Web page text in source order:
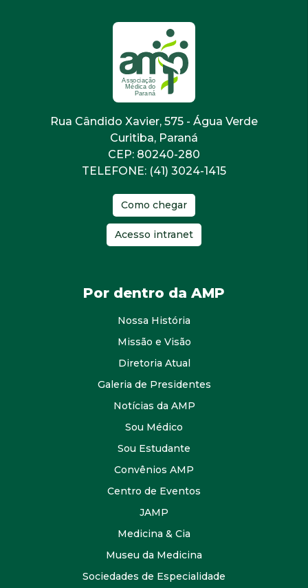
Rua Cândido Xavier, 575 - Água Verde
Curitiba, Paraná
CEP: 80240-280
TELEFONE: (41) 3024-1415
Como chegar
Acesso intranet
Por dentro da AMP
Nossa História
Missão e Visão
Diretoria Atual
Galeria de Presidentes
Notícias da AMP
Sou Médico
Sou Estudante
Convênios AMP
Centro de Eventos
JAMP
Medicina & Cia
Museu da Medicina
Sociedades de Especialidade